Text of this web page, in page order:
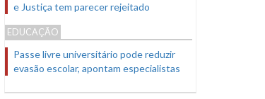
e Justiça tem parecer rejeitado
EDUCAÇÃO
Passe livre universitário pode reduzir
evasão escolar, apontam especialistas